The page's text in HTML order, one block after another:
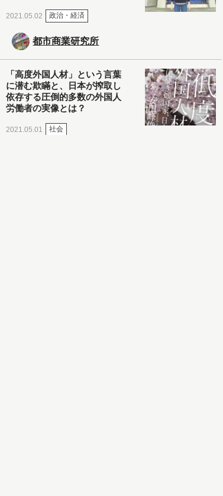
2021.05.02 政治・経済
都市商業研究所
「高度外国人材」という言葉
に潜む欺瞞と、日本が搾取し
依存する圧倒的多数の外国人
労働者の実像とは？
2021.05.01 社会